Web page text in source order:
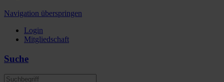
Navigation überspringen
Login
Mitgliedschaft
Suche